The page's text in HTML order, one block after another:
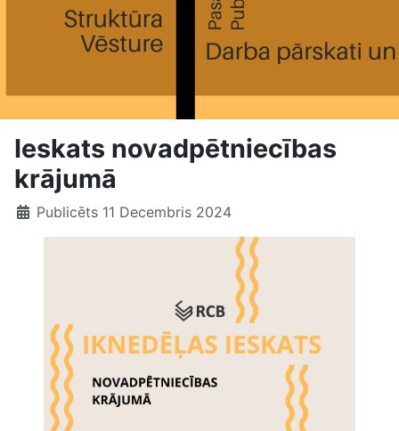
Ieskats novadpētniecības
krājumā
Publicēts 11 Decembris 2024